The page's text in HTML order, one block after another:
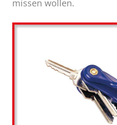
missen wollen.